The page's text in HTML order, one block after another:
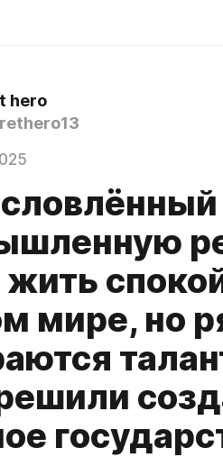
hero
жить
мире, но